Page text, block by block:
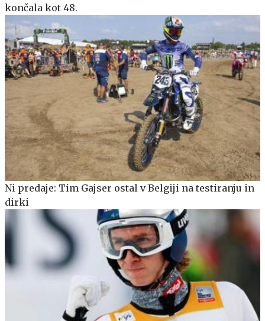
končala kot 48.
Ni predaje: Tim Gajser ostal v Belgiji na testiranju in
dirki